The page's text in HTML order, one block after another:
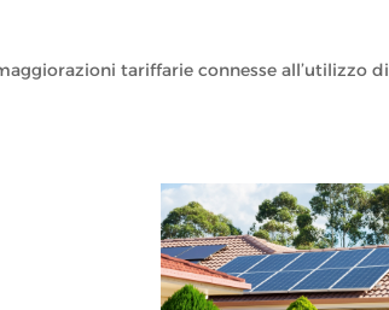
tariffarie connesse all’utilizzo di